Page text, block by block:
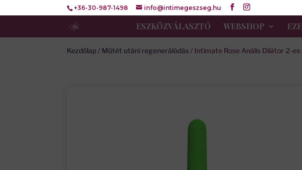
+36-30-987-1498 info@intimegeszseg.hu
ESZKÖZVÁLASZTÓ WEBSHOP
Kezdőlap / Műtét utáni regenerálódás / Intimate Rose Anális Dilátor 2-